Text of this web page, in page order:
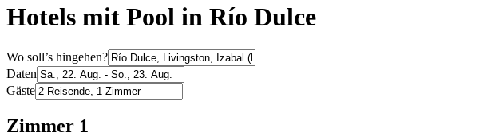
Hotels mit Pool in Río Dulce
Wo soll’s hingehen?
Daten
Gäste
Zimmer 1